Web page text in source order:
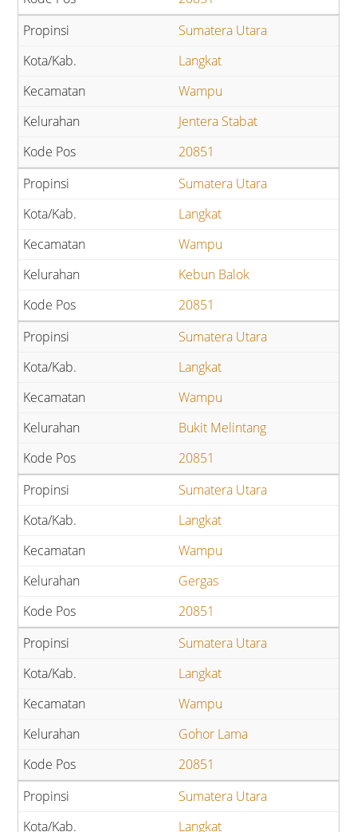
Sumatera Utara
Langkat
Wampu
Jentera Stabat
20851
Sumatera Utara
Langkat
Wampu
Kebun Balok
20851
Sumatera Utara
Langkat
Wampu
Bukit Melintang
20851
Sumatera Utara
Langkat
Wampu
Gergas
20851
Sumatera Utara
Langkat
Wampu
Gohor Lama
20851
Sumatera Utara
Langkat